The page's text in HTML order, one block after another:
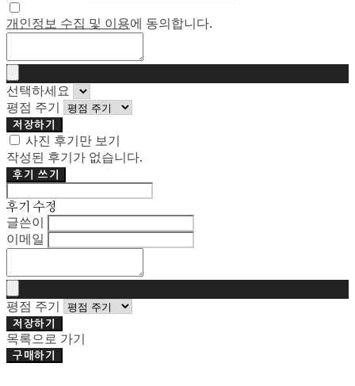
개인정보 수집 및 이용에 동의합니다.
선택하세요
평점 주기
저장하기
사진 후기만 보기
작성된 후기가 없습니다.
후기 쓰기
후기 수정
글쓴이
이메일
평점 주기
저장하기
목록으로 가기
구매하기